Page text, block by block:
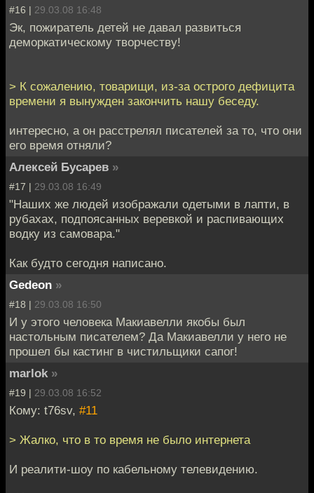
#16 | 29.03.08 16:48
Эк, пожиратель детей не давал развиться
деморкатическому творчеству!
> К сожалению, товарищи, из-за острого дефицита
времени я вынужден закончить нашу беседу.
интересно, а он расстрелял писателей за то, что они
его время отняли?
Алексей Бусарев »
#17 | 29.03.08 16:49
"Наших же людей изображали одетыми в лапти, в
рубахах, подпоясанных веревкой и распивающих
водку из самовара."
Как будто сегодня написано.
Gedeon »
#18 | 29.03.08 16:50
И у этого человека Макиавелли якобы был
настольным писателем? Да Макиавелли у него не
прошел бы кастинг в чистильщики сапог!
marlok »
#19 | 29.03.08 16:52
Кому: t76sv, #11
> Жалко, что в то время не было интернета
И реалити-шоу по кабельному телевидению.